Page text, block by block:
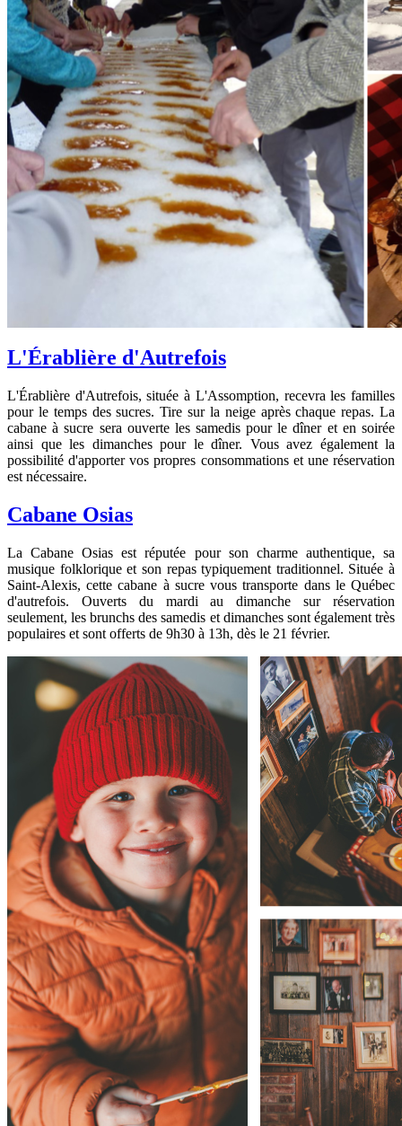
L'Érablière d'Autrefois
L'Érablière d'Autrefois, située à L'Assomption, recevra les familles
pour le temps des sucres. Tire sur la neige après chaque repas. La
cabane à sucre sera ouverte les samedis pour le dîner et en soirée
ainsi que les dimanches pour le dîner. Vous avez également la
possibilité d'apporter vos propres consommations et une réservation
est nécessaire.
Cabane Osias
La Cabane Osias est réputée pour son charme authentique, sa
musique folklorique et son repas typiquement traditionnel. Située à
Saint-Alexis, cette cabane à sucre vous transporte dans le Québec
d'autrefois. Ouverts du mardi au dimanche sur réservation
seulement, les brunchs des samedis et dimanches sont également très
populaires et sont offerts de 9h30 à 13h, dès le 21 février.